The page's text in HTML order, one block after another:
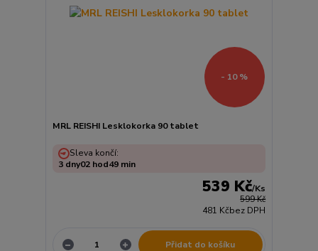
- 10 %
MRL REISHI Lesklokorka 90 tablet
599 Kč
539 Kč/Ks
481 Kčbez DPH
Sleva končí:
3 dny02 hod49 min
Přidat do košíku